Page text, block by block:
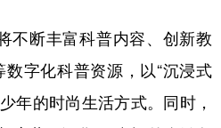
不断丰富科普内容、创新教
字化科普资源，以“沉浸式
年的时尚生活方式。同时，